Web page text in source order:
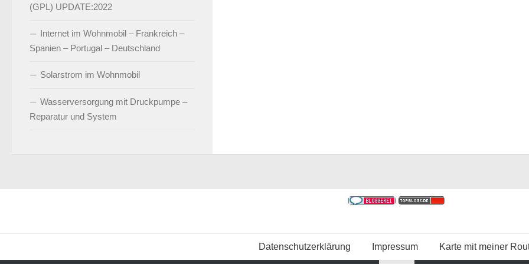
(GPL) UPDATE:2022
Internet im Wohnmobil – Frankreich –
Spanien – Portugal – Deutschland
Solarstrom im Wohnmobil
Wasserversorgung mit Druckpumpe –
Reparatur und System
Datenschutzerklärung Impressum Karte mit meiner